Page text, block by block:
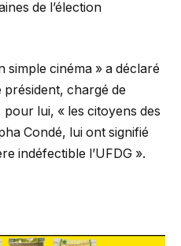
de l’élection
simple cinéma » a déclaré
président, chargé de
pour lui, « les citoyens des
Condé, lui ont signifié
indéfectible l’UFDG ».